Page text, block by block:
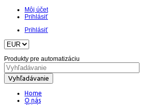
Môj účet
Prihlásiť
Prihlásiť
Produkty pre automatizáciu
Vyhľadávanie
Home
O nás